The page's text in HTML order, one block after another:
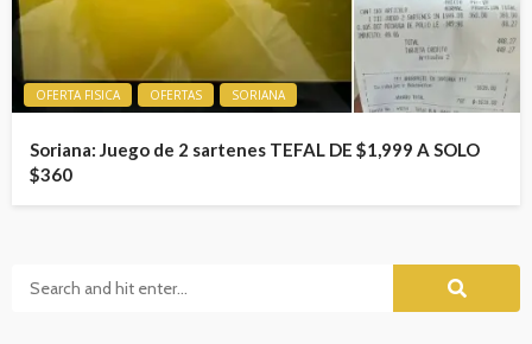
OFERTA FISICA OFERTAS SORIANA
Soriana: Juego de 2 sartenes TEFAL DE $1,999 A SOLO
$360